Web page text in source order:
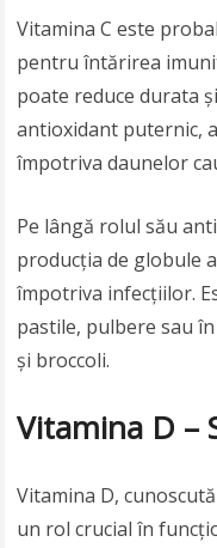
Vitamina C este
pentru întărirea
poate reduce durata
antioxidant puternic,
împotriva daunelor
Pe lângă rolul său
producția de globule
împotriva infecțiilor.
pastile, pulbere sau
și broccoli.
Vitamina D –
Vitamina D,
un rol crucial în